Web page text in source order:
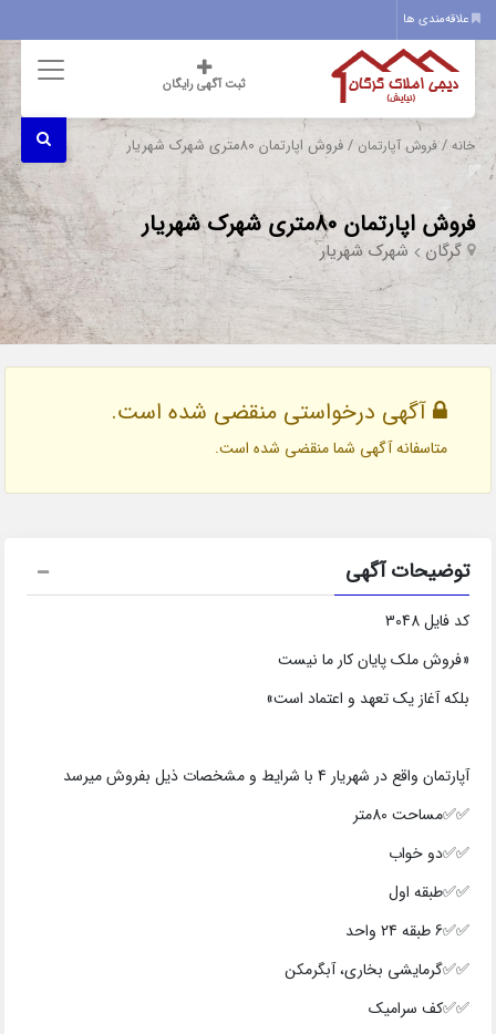
علاقه‌مندی ها
ثبت آگهی رایگان
خانه /فروش آپارتمان / فروش اپارتمان 80متری شهرک شهریار
فروش اپارتمان 80متری شهرک شهریار
گرگان شهرک شهریار
آگهی درخواستی منقضی شده است.
متاسفانه آگهی شما منقضی شده است.
توضیحات آگهی
کد فایل 3048
«فروش ملک پایان کار ما نیست
بلکه آغاز یک تعهد و اعتماد است»
آپارتمان واقع در شهریار 4 با شرایط و مشخصات ذیل بفروش میرسد
✅✅مساحت 80متر
✅✅دو خواب
✅✅طبقه اول
✅✅6 طبقه 24 واحد
✅✅گرمایشی بخاری، آبگرمکن
✅✅کف سرامیک